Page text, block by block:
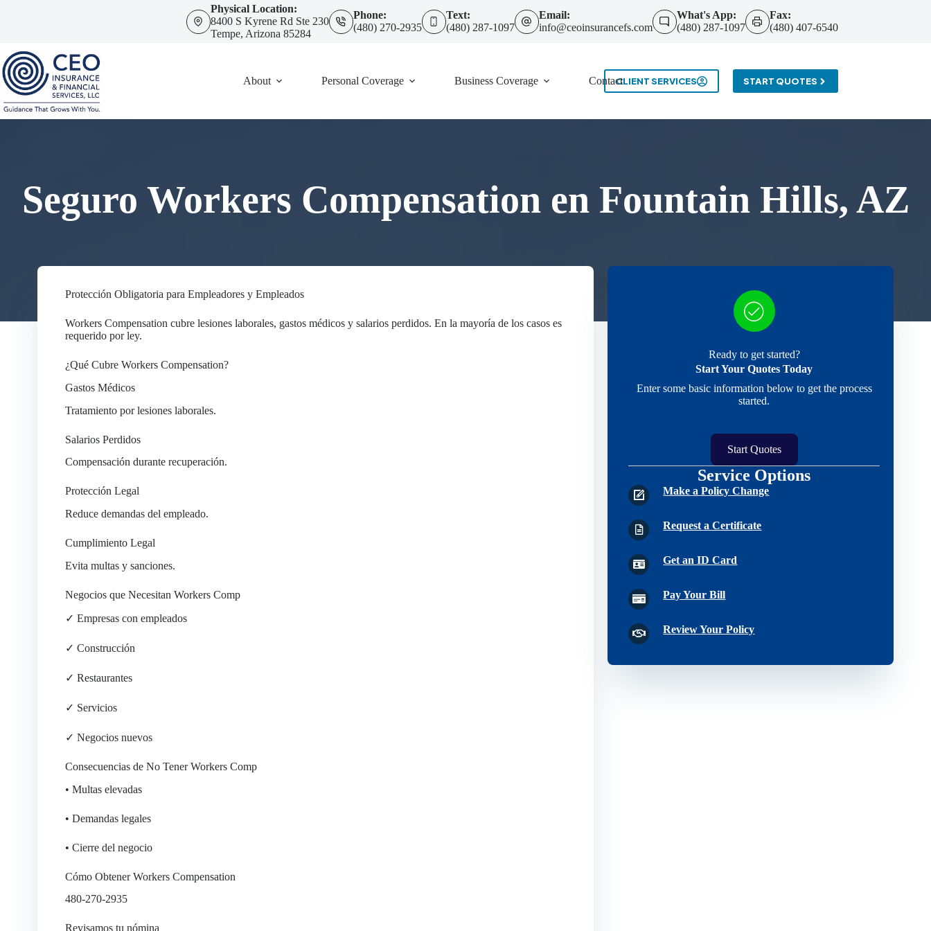
Physical Location:
8400 S Kyrene Rd Ste 230
Tempe, Arizona 85284
Phone:
(480) 270-2935
Text:
(480) 287-1097
Email:
info@ceoinsurancefs.com
What's App:
(480) 287-1097
Fax:
(480) 407-6540
About Personal Coverage Business Coverage ContactCLIENT SERVICES START QUOTES
Seguro Workers Compensation en Fountain Hills, AZ
Protección Obligatoria para Empleadores y Empleados
Workers Compensation cubre lesiones laborales, gastos médicos y salarios perdidos. En la mayoría de los casos es
requerido por ley.
¿Qué Cubre Workers Compensation?
Gastos Médicos
Tratamiento por lesiones laborales.
Salarios Perdidos
Compensación durante recuperación.
Protección Legal
Reduce demandas del empleado.
Cumplimiento Legal
Evita multas y sanciones.
Negocios que Necesitan Workers Comp
✓ Empresas con empleados
✓ Construcción
✓ Restaurantes
✓ Servicios
✓ Negocios nuevos
Consecuencias de No Tener Workers Comp
• Multas elevadas
• Demandas legales
• Cierre del negocio
Cómo Obtener Workers Compensation
480-270-2935
Revisamos tu nómina
Ready to get started?
Start Your Quotes Today
Enter some basic information below to get the process
started.
Start Quotes
Service Options
Make a Policy Change
Request a Certificate
Get an ID Card
Pay Your Bill
Review Your Policy